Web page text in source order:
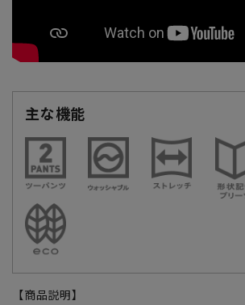
主な機能
【商品説明】